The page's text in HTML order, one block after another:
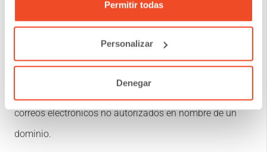
Permitir todas
Personalizar
Denegar
based Message Authentication, Reporting
& Conformance):
DMARC es una técnica de autenticación de correos
electrónicos creada para prevenir que terceros envíen
correos electrónicos no autorizados en nombre de un
dominio.